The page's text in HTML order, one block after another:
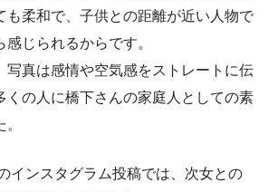
も柔和で、子供との距離が近い人物で
じられるからです。
写真は感情や空気感をストレートに伝
くの人に橋下さんの家庭人としての素
インスタグラム投稿では、次女との